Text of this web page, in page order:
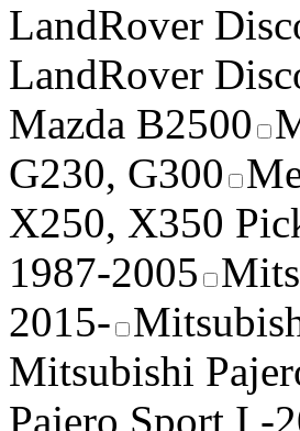
LandRover
LandRover
Mazda B2500
G230, G300
X250, X350
1987-2005
2015-
Mitsubishi
Pajero Sport I -